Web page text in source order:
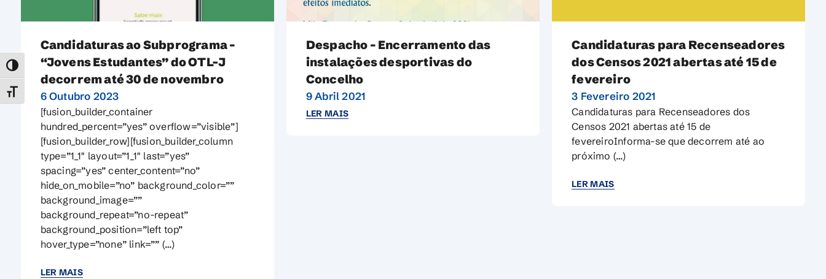
TOGGLE HIGH CONTRAST
TOGGLE FONT SIZE
Candidaturas ao Subprograma –
“Jovens Estudantes” do OTL-J
decorrem até 30 de novembro
6 Outubro 2023
[fusion_builder_container
hundred_percent=”yes” overflow=”visible”]
[fusion_builder_row][fusion_builder_column
type=”1_1″ layout=”1_1″ last=”yes”
spacing=”yes” center_content=”no”
hide_on_mobile=”no” background_color=””
background_image=””
background_repeat=”no-repeat”
background_position=”left top”
hover_type=”none” link=”” (…)
LER MAIS
Despacho – Encerramento das
instalações desportivas do
Concelho
9 Abril 2021
LER MAIS
Candidaturas para Recenseadores
dos Censos 2021 abertas até 15 de
fevereiro
3 Fevereiro 2021
Candidaturas para Recenseadores dos
Censos 2021 abertas até 15 de
fevereiroInforma-se que decorrem até ao
próximo (…)
LER MAIS